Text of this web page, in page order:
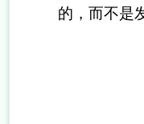
的，而不是